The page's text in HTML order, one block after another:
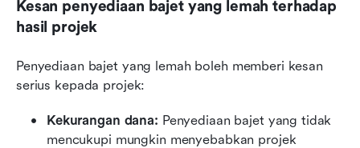
Kesan penyediaan bajet yang lemah terhadap
hasil projek
Penyediaan bajet yang lemah boleh memberi kesan
serius kepada projek:
Kekurangan dana: Penyediaan bajet yang tidak
mencukupi mungkin menyebabkan projek